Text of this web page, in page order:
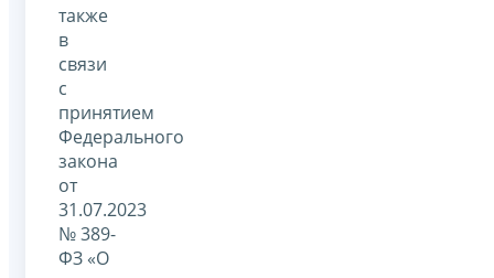
также
в
связи
с
принятием
Федерального
закона
от
31.07.2023
№ 389-
ФЗ «О